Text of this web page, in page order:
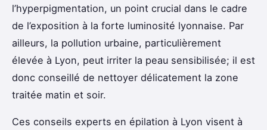
l’hyperpigmentation, un point crucial dans le cadre
de l’exposition à la forte luminosité lyonnaise. Par
ailleurs, la pollution urbaine, particulièrement
élevée à Lyon, peut irriter la peau sensibilisée; il est
donc conseillé de nettoyer délicatement la zone
traitée matin et soir.
Ces conseils experts en épilation à Lyon visent à